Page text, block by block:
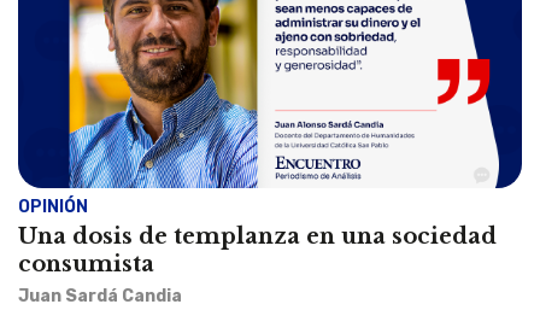
OPINIÓN
Una dosis de templanza en una sociedad
consumista
Juan Sardá Candia